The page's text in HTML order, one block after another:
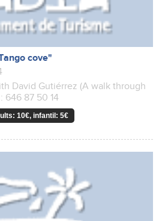
cove"
David Gutiérrez (A walk through
646 87 50 14
10€, infantil: 5€